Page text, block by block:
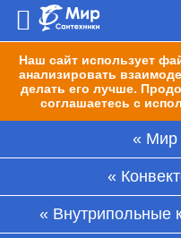
Наш сайт использует
анализировать
делать его лучше.
соглашаетесь с
Мир
Внутрипольные